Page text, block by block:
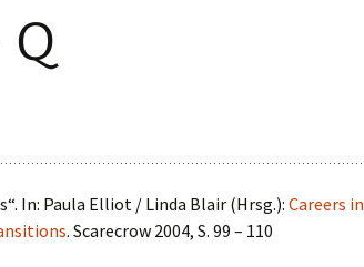
In: Paula Elliot / Linda Blair (Hrsg.):Careers in
. Scarecrow 2004, S. 99 – 110